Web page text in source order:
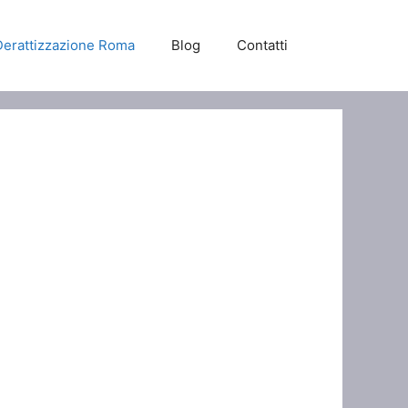
Roma Blog Contatti